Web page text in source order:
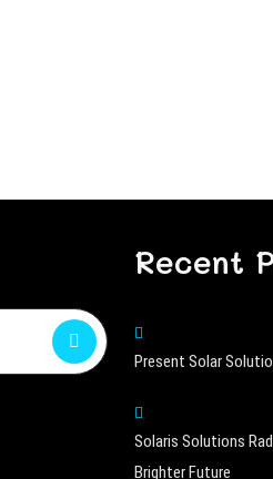
Recent
Present Solar
Solaris Solutions
Brighter Future